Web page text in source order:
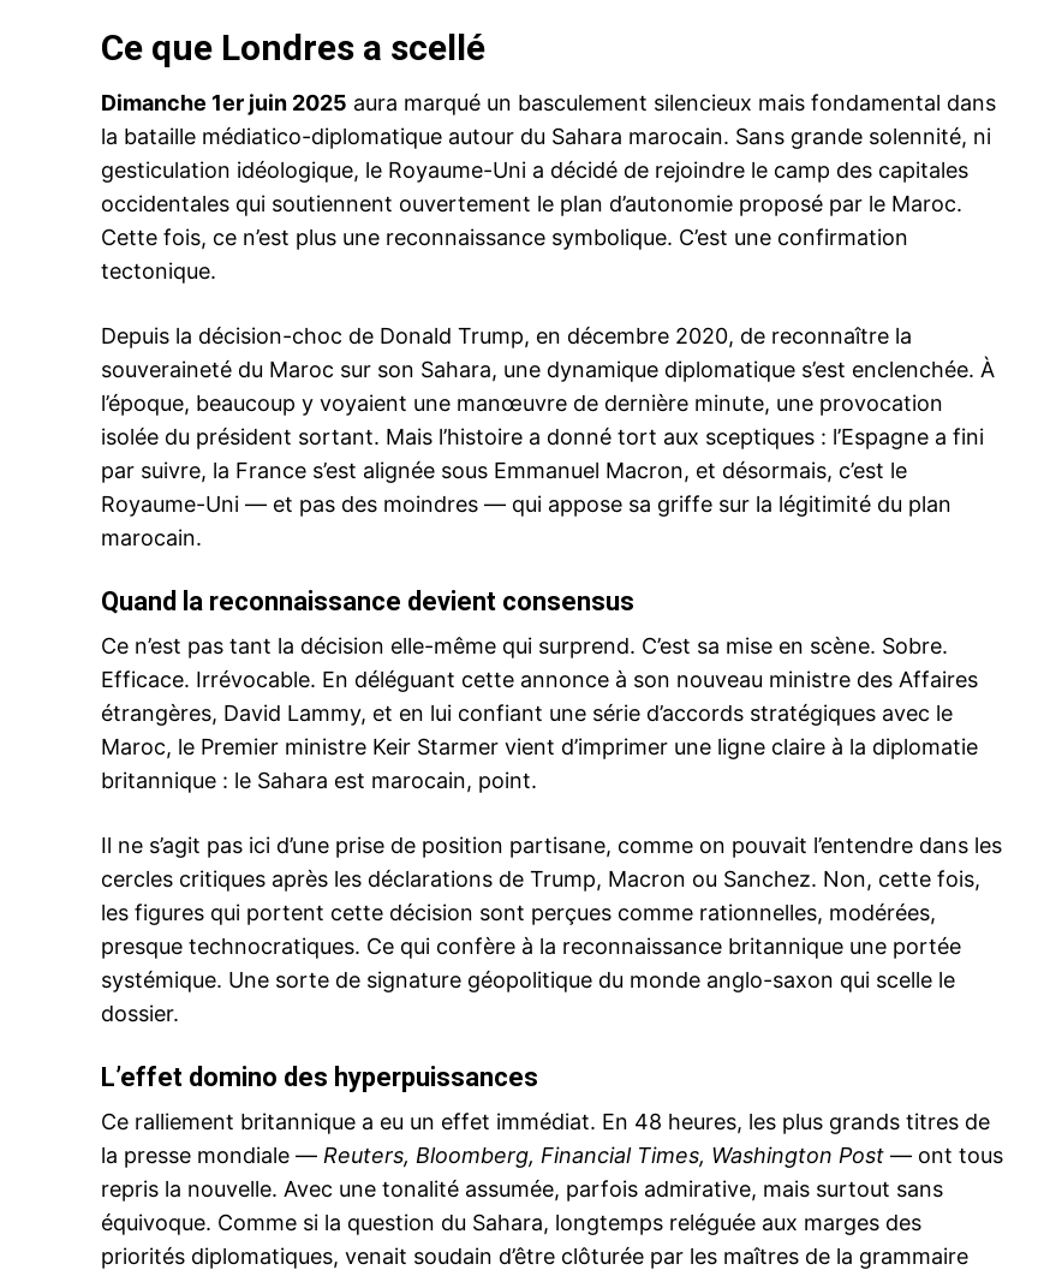
le1.ma
l'intelligence de
l'information
Nous contacter
Formules d’abonnement
Mon compte
Ce que Londres a scellé
Dimanche 1er juin 2025 aura marqué un basculement silencieux mais fondamental dans
la bataille médiatico-diplomatique autour du Sahara marocain. Sans grande solennité, ni
gesticulation idéologique, le Royaume-Uni a décidé de rejoindre le camp des capitales
occidentales qui soutiennent ouvertement le plan d’autonomie proposé par le Maroc.
Cette fois, ce n’est plus une reconnaissance symbolique. C’est une confirmation
tectonique.
Depuis la décision-choc de Donald Trump, en décembre 2020, de reconnaître la
souveraineté du Maroc sur son Sahara, une dynamique diplomatique s’est enclenchée. À
l’époque, beaucoup y voyaient une manœuvre de dernière minute, une provocation
isolée du président sortant. Mais l’histoire a donné tort aux sceptiques : l’Espagne a fini
par suivre, la France s’est alignée sous Emmanuel Macron, et désormais, c’est le
Royaume-Uni — et pas des moindres — qui appose sa griffe sur la légitimité du plan
marocain.
Quand la reconnaissance devient consensus
Ce n’est pas tant la décision elle-même qui surprend. C’est sa mise en scène. Sobre.
Efficace. Irrévocable. En déléguant cette annonce à son nouveau ministre des Affaires
étrangères, David Lammy, et en lui confiant une série d’accords stratégiques avec le
Maroc, le Premier ministre Keir Starmer vient d’imprimer une ligne claire à la diplomatie
britannique : le Sahara est marocain, point.
Il ne s’agit pas ici d’une prise de position partisane, comme on pouvait l’entendre dans les
cercles critiques après les déclarations de Trump, Macron ou Sanchez. Non, cette fois,
les figures qui portent cette décision sont perçues comme rationnelles, modérées,
presque technocratiques. Ce qui confère à la reconnaissance britannique une portée
systémique. Une sorte de signature géopolitique du monde anglo-saxon qui scelle le
dossier.
L’effet domino des hyperpuissances
Ce ralliement britannique a eu un effet immédiat. En 48 heures, les plus grands titres de
la presse mondiale — Reuters, Bloomberg, Financial Times, Washington Post — ont tous
repris la nouvelle. Avec une tonalité assumée, parfois admirative, mais surtout sans
équivoque. Comme si la question du Sahara, longtemps reléguée aux marges des
priorités diplomatiques, venait soudain d’être clôturée par les maîtres de la grammaire